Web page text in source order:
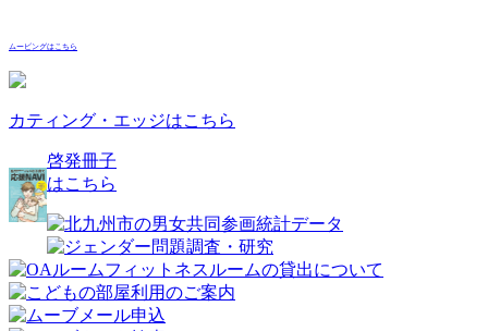
ムービングはこちら
カティング・エッジはこちら
啓発冊子
はこちら